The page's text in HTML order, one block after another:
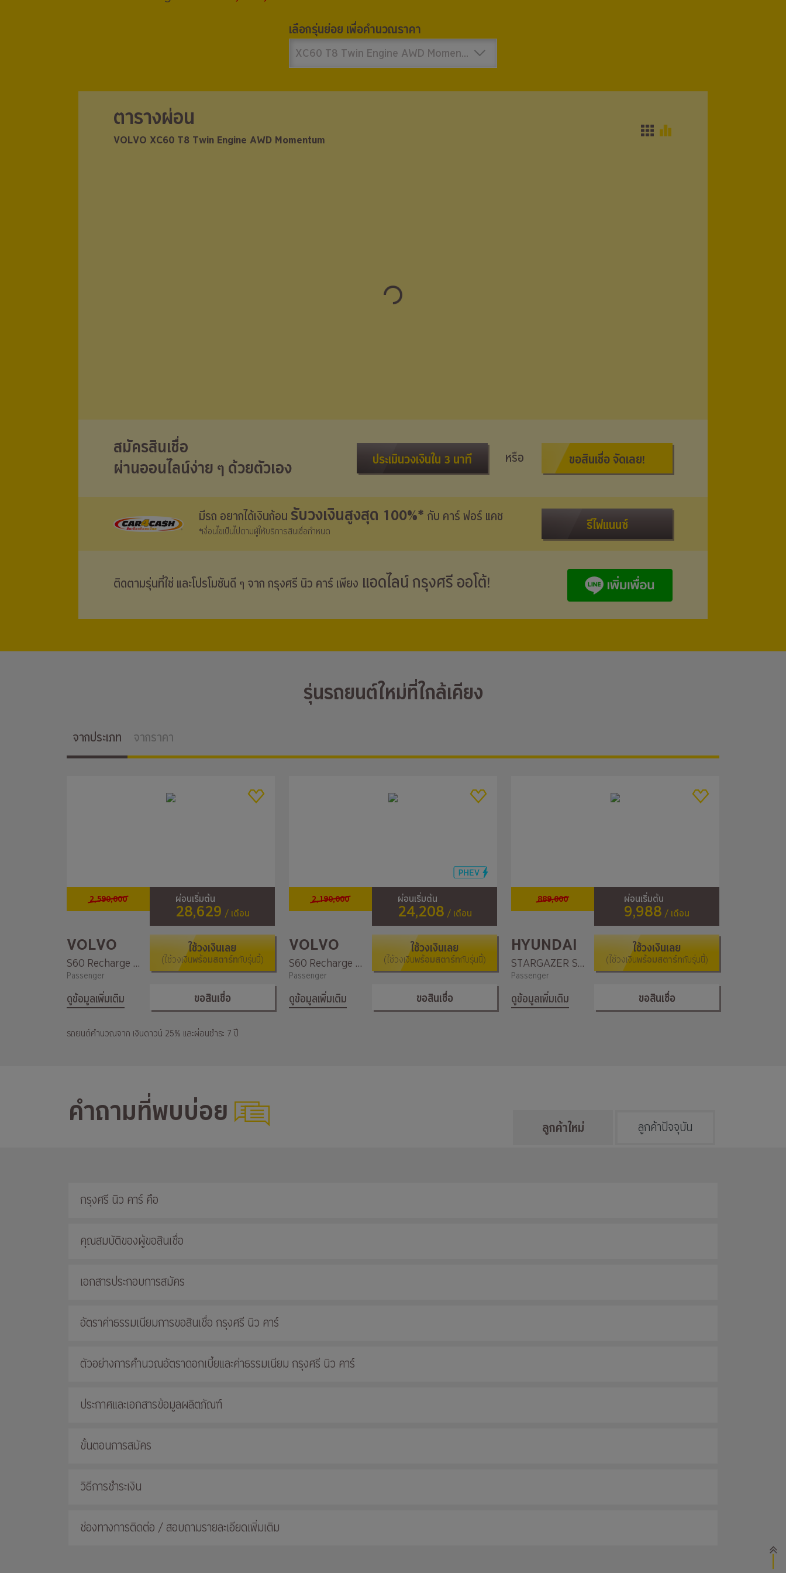
เลือกรุ่นย่อย เพื่อคำนวณราคา
XC60 T8 Twin Engine AWD Momentum 3,290,000 บาท
ตารางผ่อน
VOLVO XC60 T8 Twin Engine AWD Momentum
ตารางผ่อน
VOLVO XC60 T8 Twin Engine AWD Momentum
สมัครสินเชื่อ
ผ่านออนไลน์ง่าย ๆ ด้วยตัวเอง
ประเมินวงเงินใน 3 นาที หรือ ขอสินเชื่อ จัดเลย!
มีรถ อยากได้เงินก้อน รับวงเงินสูงสุด 100%* กับ คาร์ ฟอร์ แคช
*เงื่อนไขเป็นไปตามผู้ให้บริการสินเชื่อกำหนด รีไฟแนนซ์
ติดตามรุ่นที่ใช่ และโปรโมชันดี ๆ จาก กรุงศรี นิว คาร์ เพียง แอดไลน์ กรุงศรี ออโต้!
รุ่นรถยนต์ใหม่ที่ใกล้เคียง
จากประเภท จากราคา
2,590,000 ผ่อนเริ่มต้น
28,629 / เดือน
VOLVO
S60 Recharge T8 AWD R-Design
Passenger
ดูข้อมูลเพิ่มเติม
ใช้วงเงินเลย
(ใช้วงเงินพร้อมสตาร์ทกับรุ่นนี้)
ขอสินเชื่อ
2,190,000 ผ่อนเริ่มต้น
24,208 / เดือน
VOLVO
S60 Recharge T8 AWD Inscription Expression
Passenger
ดูข้อมูลเพิ่มเติม
ใช้วงเงินเลย
(ใช้วงเงินพร้อมสตาร์ทกับรุ่นนี้)
ขอสินเชื่อ
889,000 ผ่อนเริ่มต้น
9,988 / เดือน
HYUNDAI
STARGAZER Smart 6 seats
Passenger
ดูข้อมูลเพิ่มเติม
ใช้วงเงินเลย
(ใช้วงเงินพร้อมสตาร์ทกับรุ่นนี้)
ขอสินเชื่อ
รถยนต์คำนวณจาก เงินดาวน์ 25% และผ่อนชำระ 7 ปี
คำถามที่พบบ่อย ลูกค้าใหม่ ลูกค้าปัจจุบัน
กรุงศรี นิว คาร์ คือ
คุณสมบัติของผู้ขอสินเชื่อ
เอกสารประกอบการสมัคร
อัตราค่าธรรมเนียมการขอสินเชื่อ กรุงศรี นิว คาร์
ตัวอย่างการคำนวณอัตราดอกเบี้ยและค่าธรรมเนียม กรุงศรี นิว คาร์
ประกาศและเอกสารข้อมูลผลิตภัณฑ์
ขั้นตอนการสมัคร
วิธีการชำระเงิน
ช่องทางการติดต่อ / สอบถามรายละเอียดเพิ่มเติม